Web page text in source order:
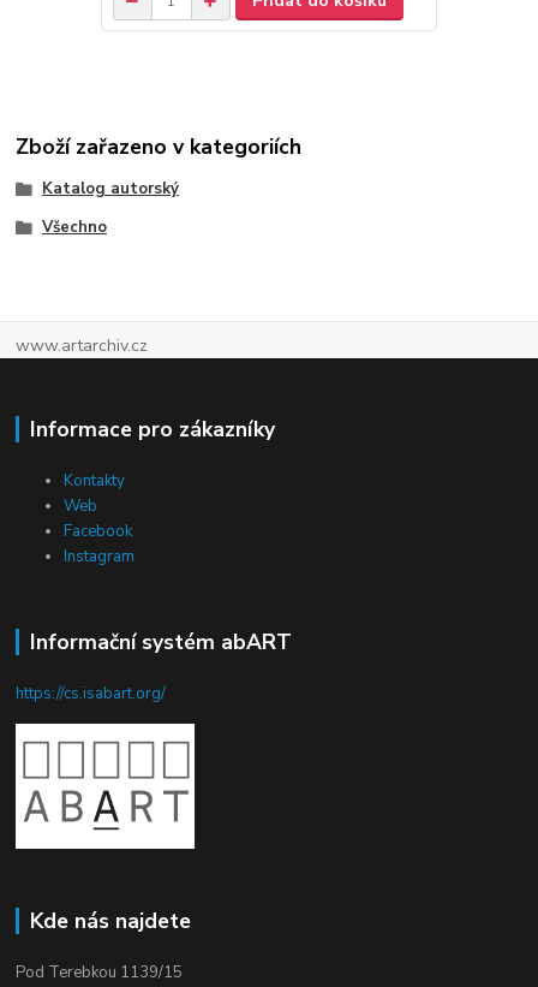
Zboží zařazeno v kategoriích
Katalog autorský
Všechno
www.artarchiv.cz
Informace pro zákazníky
Kontakty
Web
Facebook
Instagram
Informační systém abART
https://cs.isabart.org/
Kde nás najdete
Pod Terebkou 1139/15